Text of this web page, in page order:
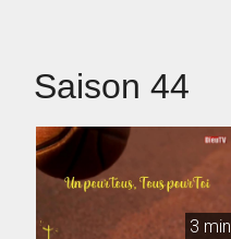
Saison 44
3 min